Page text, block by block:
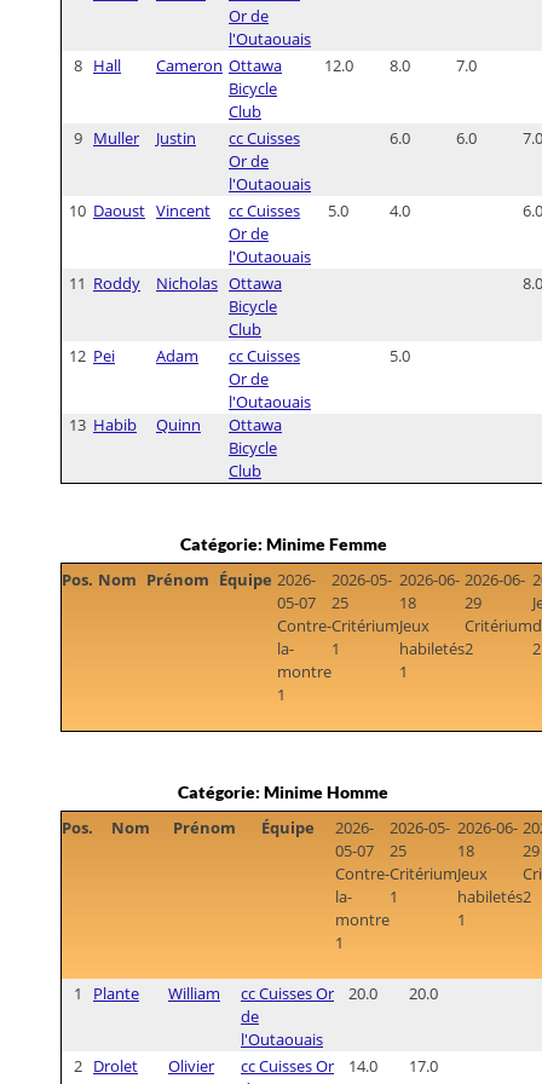
Or de
l'Outaouais
8 Hall Cameron Ottawa
Bicycle
Club
12.0 8.0 7.0
9 Muller Justin
cc Cuisses
Or de
l'Outaouais
6.0 6.0 7.0
10 Daoust Vincent
cc Cuisses
Or de
l'Outaouais
5.0 4.0 6.0
11 Roddy Nicholas Ottawa
Bicycle
Club
8.0
12 Pei Adam
cc Cuisses
Or de
l'Outaouais
5.0
13 Habib Quinn
Ottawa
Bicycle
Club
Catégorie: Minime Femme
Pos. Nom Prénom Équipe 2026-
05-07
Contre-
la-
montre
1
2026-05-
25
Critérium
1
2026-06-
18
Jeux
habiletés
1
2026-06-
29
Critérium
2
2
Catégorie: Minime Homme
Pos. Nom Prénom Équipe
2026-
05-07
Contre-
la-
montre
1
2026-05-
25
Critérium
1
2026-06-
18
Jeux
habiletés
1
29
2
1 Plante William
cc Cuisses Or
de
l'Outaouais
20.0 20.0
2 Drolet Olivier
cc Cuisses Or
14.0 17.0